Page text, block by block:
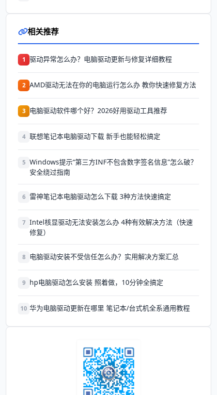
相关推荐
1 驱动异常怎么办？电脑驱动更新与修复详细教程
2 AMD驱动无法在你的电脑运行怎么办 教你快速修复方法
3 电脑驱动软件哪个好？2026好用驱动工具推荐
4 联想笔记本电脑驱动下载 新手也能轻松搞定
5 Windows提示“第三方INF不包含数字签名信息”怎么破？
安全绕过指南
6 雷神笔记本电脑驱动怎么下载 3种方法快速搞定
7 Intel核显驱动无法安装怎么办 4种有效解决方法（快速
修复）
8 电脑驱动安装不受信任怎么办？实用解决方案汇总
9 hp电脑驱动怎么安装 照着做，10分钟全搞定
10 华为电脑驱动更新在哪里 笔记本/台式机全系通用教程